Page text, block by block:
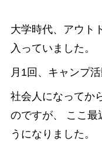
大学時代、アウト
入っていました。
月1回、キャンプ
社会人になってか
のですが、 ここ最
うになりました。